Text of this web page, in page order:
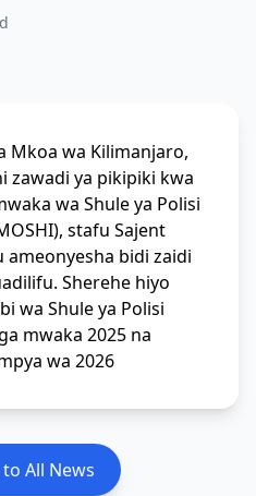
Mkoa wa Kilimanjaro,
zawadi ya pikipiki kwa
wa Shule ya Polisi
stafu Sajent
ameonyesha bidi zaidi
Sherehe hiyo
wa Shule ya Polisi
mwaka 2025 na
wa 2026
to All News